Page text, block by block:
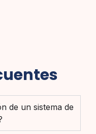
de un sistema de